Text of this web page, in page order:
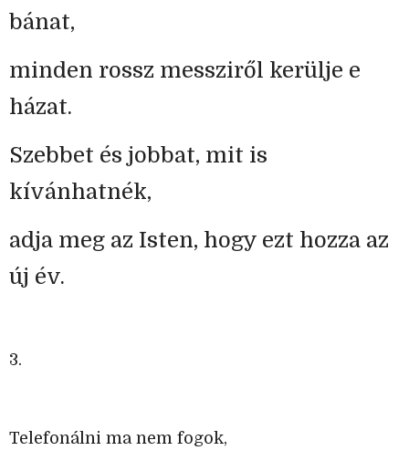
bánat,
minden rossz messziről kerülje e
házat.
Szebbet és jobbat, mit is
kívánhatnék,
adja meg az Isten, hogy ezt hozza az
új év.
3.
Telefonálni ma nem fogok,